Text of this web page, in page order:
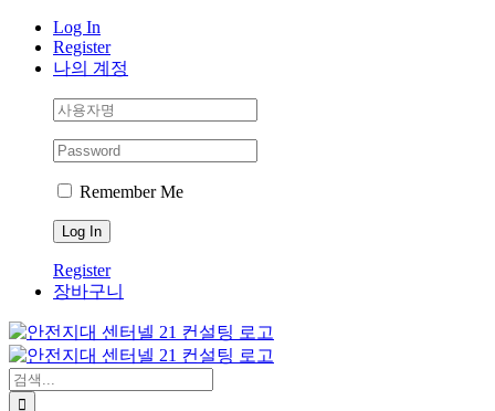
Skip
content
Log In
Register
나의 계정
Remember Me
Register
장바구니
검
색: